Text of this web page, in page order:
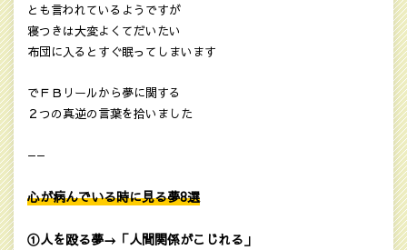
とも言われているようですが
寝つきは大変よくてだいたい
布団に入るとすぐ眠ってしまいます
でＦＢリールから夢に関する
２つの真逆の言葉を拾いました
——
心が病んでいる時に見る夢8選
①人を殴る夢→「人間関係がこじれる」